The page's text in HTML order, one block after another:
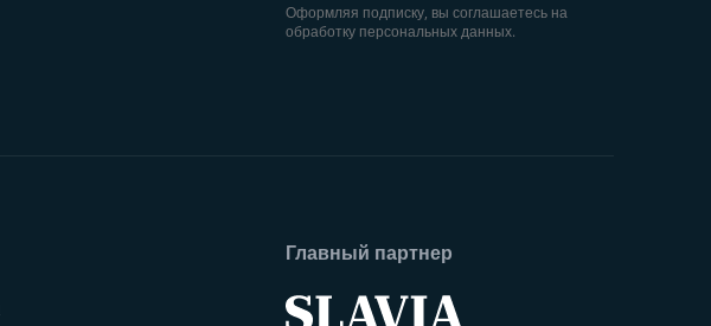
Оформляя подписку, вы соглашаетесь на
обработку персональных данных.
Главный партнер